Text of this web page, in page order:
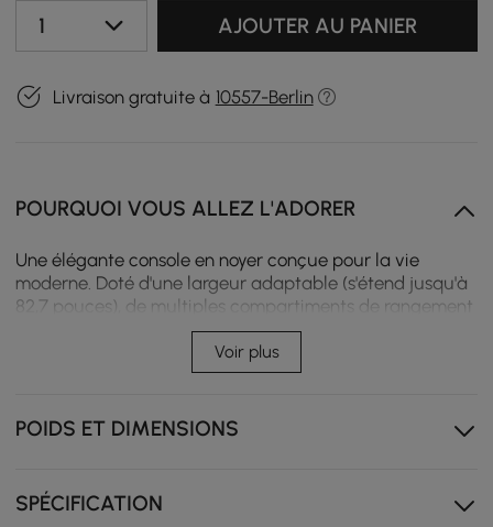
1 AJOUTER AU PANIER
Livraison gratuite à 10557-Berlin
POURQUOI VOUS ALLEZ L'ADORER
Une élégante console en noyer conçue pour la vie
moderne. Doté d'une largeur adaptable (s'étend jusqu'à
82,7 pouces), de multiples compartiments de rangement
et d'une gestion intelligente des câbles, il rationalise
votre centre de divertissement. Les détails sophistiqués à
lattes ajoutent un caractère raffiné.
Fabriqué avec du bois d'ingénierie durable et un riche
placage de bois pour une stabilité durable et une
Réglez la largeur de compact à 82,7 pouces pour
Voir plus
POIDS ET DIMENSIONS
SPÉCIFICATION